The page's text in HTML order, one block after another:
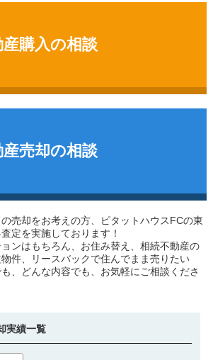
産購入の相談
産売却の相談
の売却をお考えの方、ピタットハウスFCの東
定を実施しております！
ンはもちろん、お住み替え、相続不動産の
件、リースバックで住んでまま売りたい
、どんな内容でも、お気軽にご相談くださ
実績一覧